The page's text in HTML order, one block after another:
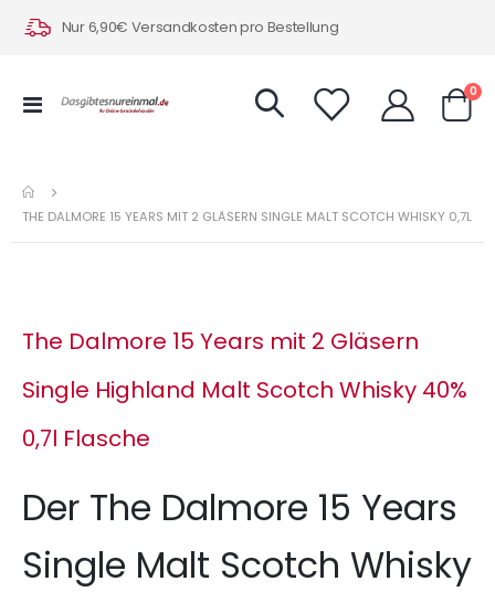
Nur 6,90€ Versandkosten pro Bestellung
Navigation
0
THE DALMORE 15 YEARS MIT 2 GLÄSERN SINGLE MALT SCOTCH WHISKY 0,7L
The Dalmore 15 Years mit 2 Gläsern
Single Highland Malt Scotch Whisky 40%
0,7l Flasche
Der The Dalmore 15 Years
Single Malt Scotch Whisky